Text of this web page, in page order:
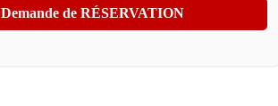
Demande de RÉSERVATION